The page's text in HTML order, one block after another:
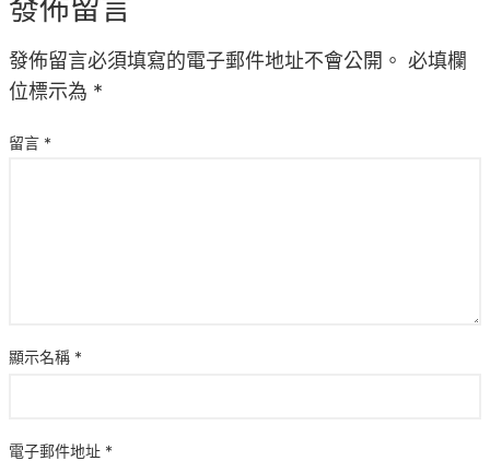
發佈留言
發佈留言必須填寫的電子郵件地址不會公開。 必填欄
位標示為 *
留言 *
顯示名稱 *
電子郵件地址 *